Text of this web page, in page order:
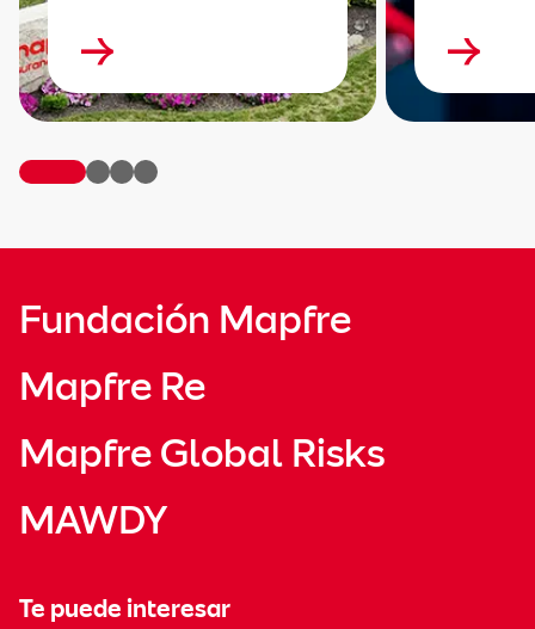
Fundación Mapfre
Mapfre Re
Mapfre Global Risks
MAWDY
Te puede interesar